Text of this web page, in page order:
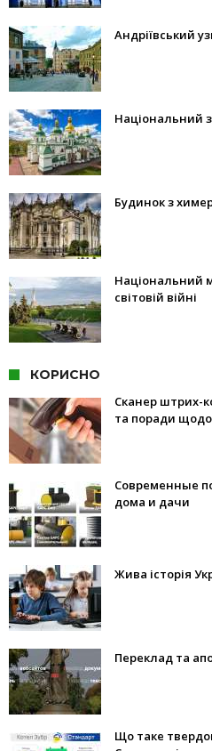
Андріївський
Національний
Будинок з
Національний
світовій війні
КОРИСНО
Сканер штрих-
та поради
Современные
дома и дачи
Жива історія
Переклад та
Що таке